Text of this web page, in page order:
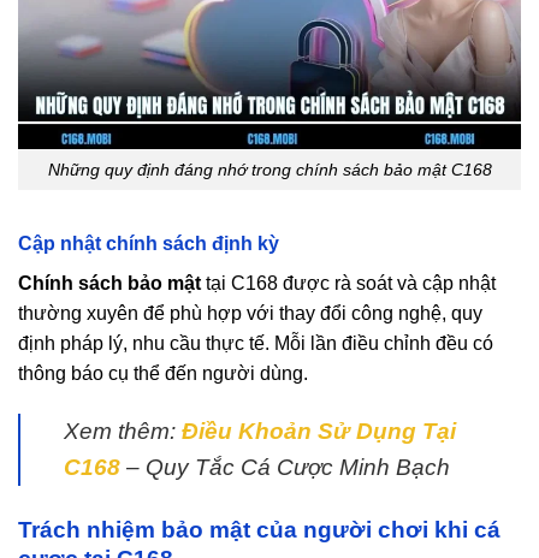
Những quy định đáng nhớ trong chính sách bảo mật C168
Cập nhật chính sách định kỳ
Chính sách bảo mật tại C168 được rà soát và cập nhật
thường xuyên để phù hợp với thay đổi công nghệ, quy
định pháp lý, nhu cầu thực tế. Mỗi lần điều chỉnh đều có
thông báo cụ thể đến người dùng.
Xem thêm: Điều Khoản Sử Dụng Tại
C168 – Quy Tắc Cá Cược Minh Bạch
Trách nhiệm bảo mật của người chơi khi cá